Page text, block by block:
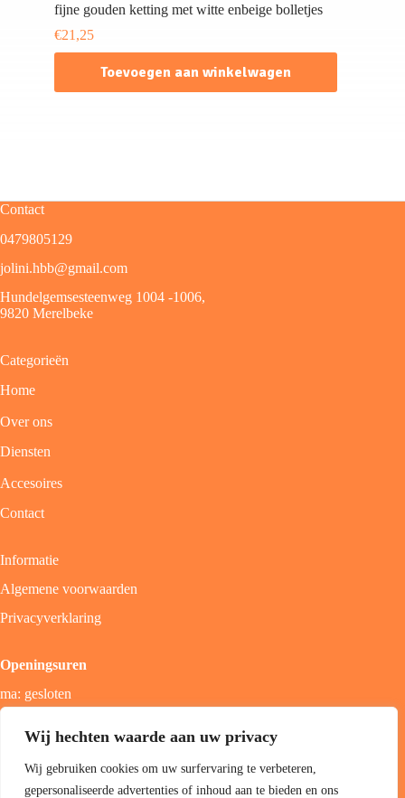
Wij hechten waarde aan uw privacy
Wij gebruiken cookies om uw surfervaring te verbeteren,
gepersonaliseerde advertenties of inhoud aan te bieden en ons
fijne gouden ketting met witte enbeige bolletjes
€21,25
Toevoegen aan winkelwagen
Contact
0479805129
jolini.hbb@gmail.com
Hundelgemsesteenweg 1004 -1006,
9820 Merelbeke
Categorieën
Home
Over ons
Diensten
Accesoires
Contact
Informatie
Algemene voorwaarden
Privacyverklaring
Openingsuren
ma: gesloten
zon; gesloten